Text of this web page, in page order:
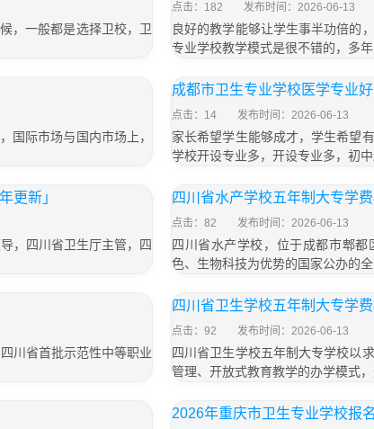
，一般都是选择卫校，卫
点击：182 发布时间：2026-06-13
良好的教学能够让学生事半功倍的
专业学校教学模式是很不错的，多
国际市场与国内市场上，
成都市卫生专业学校医学专业
点击：14 发布时间：2026-06-13
家长希望学生能够成才，学生希望
学校开设专业多，开设专业多，初
更新」
，四川省卫生厅主管，四
四川省水产学校五年制大专学
点击：82 发布时间：2026-06-13
四川省水产学校，位于成都市郫
色、生物科技为优势的国家公办的
川省首批示范性中等职业
四川省卫生学校五年制大专学
点击：92 发布时间：2026-06-13
四川省卫生学校五年制大专学校以
管理、开放式教育教学的办学模式
2026年重庆市卫生专业学校报